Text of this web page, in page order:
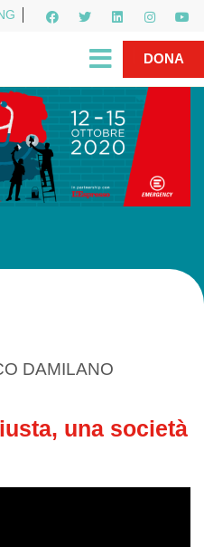
R1PUD1A
DONA
DAMILANO
una società